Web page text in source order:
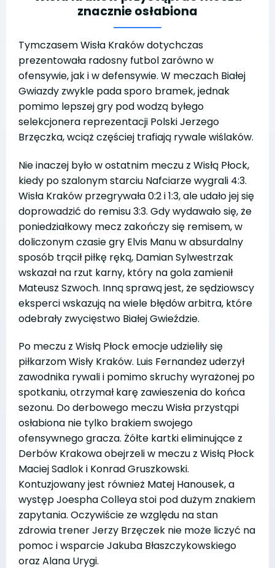
znacznie osłabiona
Tymczasem Wisła Kraków dotychczas
prezentowała radosny futbol zarówno w
ofensywie, jak i w defensywie. W meczach Białej
Gwiazdy zwykle pada sporo bramek, jednak
pomimo lepszej gry pod wodzą byłego
selekcjonera reprezentacji Polski Jerzego
Brzęczka, wciąż częściej trafiają rywale wiślaków.
Nie inaczej było w ostatnim meczu z Wisłą Płock,
kiedy po szalonym starciu Nafciarze wygrali 4:3.
Wisła Kraków przegrywała 0:2 i 1:3, ale udało jej się
doprowadzić do remisu 3:3. Gdy wydawało się, że
poniedziałkowy mecz zakończy się remisem, w
doliczonym czasie gry Elvis Manu w absurdalny
sposób trącił piłkę ręką, Damian Sylwestrzak
wskazał na rzut karny, który na gola zamienił
Mateusz Szwoch. Inną sprawą jest, że sędziowscy
eksperci wskazują na wiele błędów arbitra, które
odebrały zwycięstwo Białej Gwieździe.
Po meczu z Wisłą Płock emocje udzieliły się
piłkarzom Wisły Kraków. Luis Fernandez uderzył
zawodnika rywali i pomimo skruchy wyrażonej po
spotkaniu, otrzymał karę zawieszenia do końca
sezonu. Do derbowego meczu Wisła przystąpi
osłabiona nie tylko brakiem swojego
ofensywnego gracza. Żółte kartki eliminujące z
Derbów Krakowa obejrzeli w meczu z Wisłą Płock
Maciej Sadlok i Konrad Gruszkowski.
Kontuzjowany jest również Matej Hanousek, a
występ Joespha Colleya stoi pod dużym znakiem
zapytania. Oczywiście ze względu na stan
zdrowia trener Jerzy Brzęczek nie może liczyć na
pomoc i wsparcie Jakuba Błaszczykowskiego
oraz Alana Urygi.